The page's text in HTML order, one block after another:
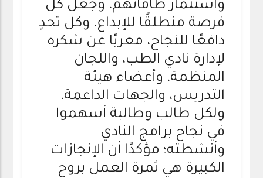
واستثمار طاقاتهم، وجعل كل
فرصة منطلقًا للإبداع، وكل تحدٍ
دافعًا للنجاح، معربًا عن شكره
لإدارة نادي الطب، واللجان
المنظمة، وأعضاء هيئة
التدريس، والجهات الداعمة،
ولكل طالب وطالبة أسهموا
في نجاح برامج النادي
وأنشطته؛ مؤكدًا أن الإنجازات
الكبيرة هي ثمرة العمل بروح